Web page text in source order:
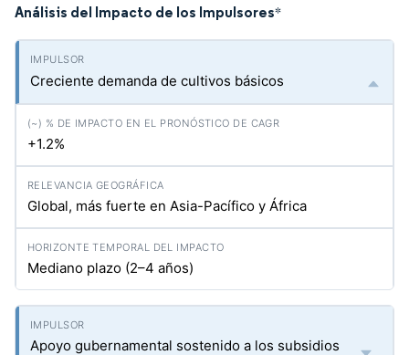
Análisis del Impacto de los Impulsores*
Creciente demanda de cultivos básicos
+1.2%
Global, más fuerte en Asia-Pacífico y África
Mediano plazo (2–4 años)
Apoyo gubernamental sostenido a los subsidios